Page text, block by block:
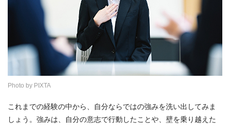
Photo by PIXTA
これまでの経験の中から、自分ならではの強みを洗い出してみま
しょう。強みは、自分の意志で行動したことや、壁を乗り越えた